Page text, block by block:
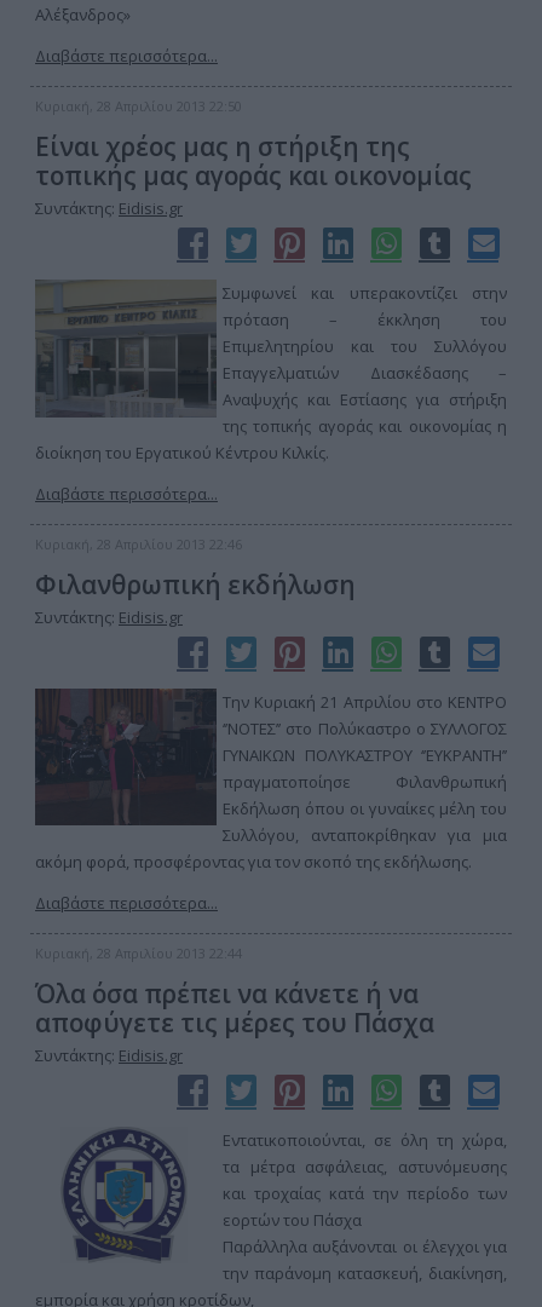
Αλέξανδρος»
Διαβάστε περισσότερα...
Κυριακή, 28 Απριλίου 2013 22:50
Είναι χρέος μας η στήριξη της
τοπικής μας αγοράς και οικονομίας
Συντάκτης: Eidisis.gr
Συμφωνεί και υπερακοντίζει στην
πρόταση – έκκληση του
Επιμελητηρίου και του Συλλόγου
Επαγγελματιών Διασκέδασης –
Αναψυχής και Εστίασης για στήριξη
της τοπικής αγοράς και οικονομίας η
διοίκηση του Εργατικού Κέντρου Κιλκίς.
Διαβάστε περισσότερα...
Κυριακή, 28 Απριλίου 2013 22:46
Φιλανθρωπική εκδήλωση
Συντάκτης: Eidisis.gr
Την Κυριακή 21 Απριλίου στο ΚΕΝΤΡΟ
‘’ΝΟΤΕΣ’’ στο Πολύκαστρο ο ΣΥΛΛΟΓΟΣ
ΓΥΝΑΙΚΩΝ ΠΟΛΥΚΑΣΤΡΟΥ ‘’ΕΥΚΡΑΝΤΗ’’
πραγματοποίησε Φιλανθρωπική
Εκδήλωση όπου οι γυναίκες μέλη του
Συλλόγου, ανταποκρίθηκαν για μια
ακόμη φορά, προσφέροντας για τον σκοπό της εκδήλωσης.
Διαβάστε περισσότερα...
Κυριακή, 28 Απριλίου 2013 22:44
Όλα όσα πρέπει να κάνετε ή να
αποφύγετε τις μέρες του Πάσχα
Συντάκτης: Eidisis.gr
Εντατικοποιούνται, σε όλη τη χώρα,
τα μέτρα ασφάλειας, αστυνόμευσης
και τροχαίας κατά την περίοδο των
εορτών του Πάσχα
Παράλληλα αυξάνονται οι έλεγχοι για
την παράνομη κατασκευή, διακίνηση,
εμπορία και χρήση κροτίδων,